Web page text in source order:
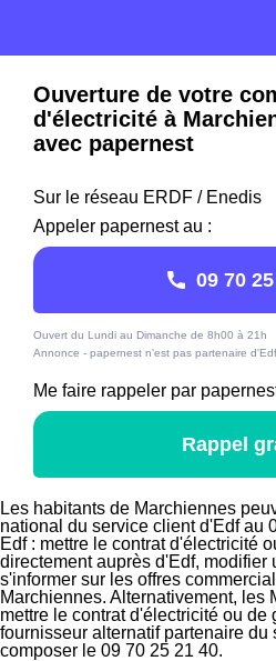
Ouverture de votre
d'électricité à
avec papernest
Sur le réseau ERDF / Enedis
Appeler papernest au :
09 70
Ouvert du Lundi au Dimanche de 8h00 à 21h
Annonce - papernest n'est pas partenaire d'Edf
Me faire rappeler par
Rappel
Les habitants de Marchiennes
national du service client d'Edf au
Edf : mettre le contrat d'électricité
directement auprès d'Edf, modifier
s'informer sur les offres
Marchiennes. Alternativement, les
mettre le contrat d'électricité ou de
fournisseur alternatif partenaire
composer le 09 70 25 21 40.